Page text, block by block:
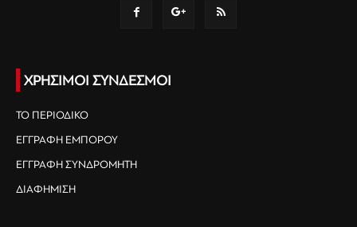
ΧΡΗΣΙΜΟΙ ΣΥΝΔΕΣΜΟΙ
ΤΟ ΠΕΡΙΟΔΙΚΟ
ΕΓΓΡΑΦΗ ΕΜΠΟΡΟΥ
ΕΓΓΡΑΦΗ ΣΥΝΔΡΟΜΗΤΗ
ΔΙΑΦΗΜΙΣΗ